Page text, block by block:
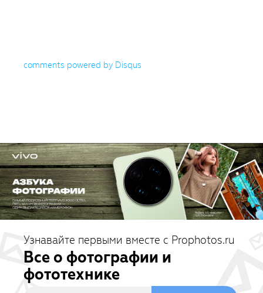
comments powered by Disqus
Узнавайте первыми вместе с Prophotos.ru
Все о фотографии и
фототехнике